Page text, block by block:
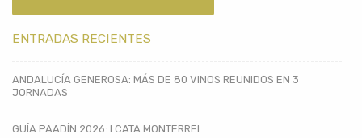
ENTRADAS RECIENTES
ANDALUCÍA GENEROSA: MÁS DE 80 VINOS REUNIDOS EN 3
JORNADAS
GUÍA PAADÍN 2026: I CATA MONTERREI